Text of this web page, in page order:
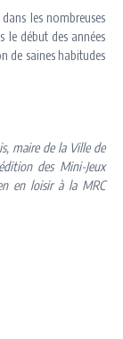
les nombreuses
le début des années
de saines habitudes
maire de la Ville de
des Mini-Jeux
en loisir à la MRC